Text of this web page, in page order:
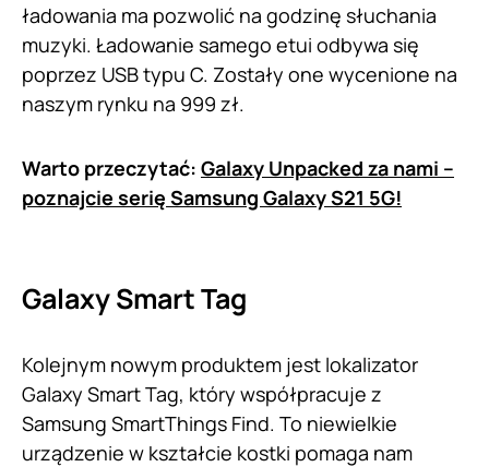
ładowania ma pozwolić na godzinę słuchania
muzyki. Ładowanie samego etui odbywa się
poprzez USB typu C. Zostały one wycenione na
naszym rynku na 999 zł.
Warto przeczytać: Galaxy Unpacked za nami –
poznajcie serię Samsung Galaxy S21 5G!
Galaxy Smart Tag
Kolejnym nowym produktem jest lokalizator
Galaxy Smart Tag, który współpracuje z
Samsung SmartThings Find. To niewielkie
urządzenie w kształcie kostki pomaga nam